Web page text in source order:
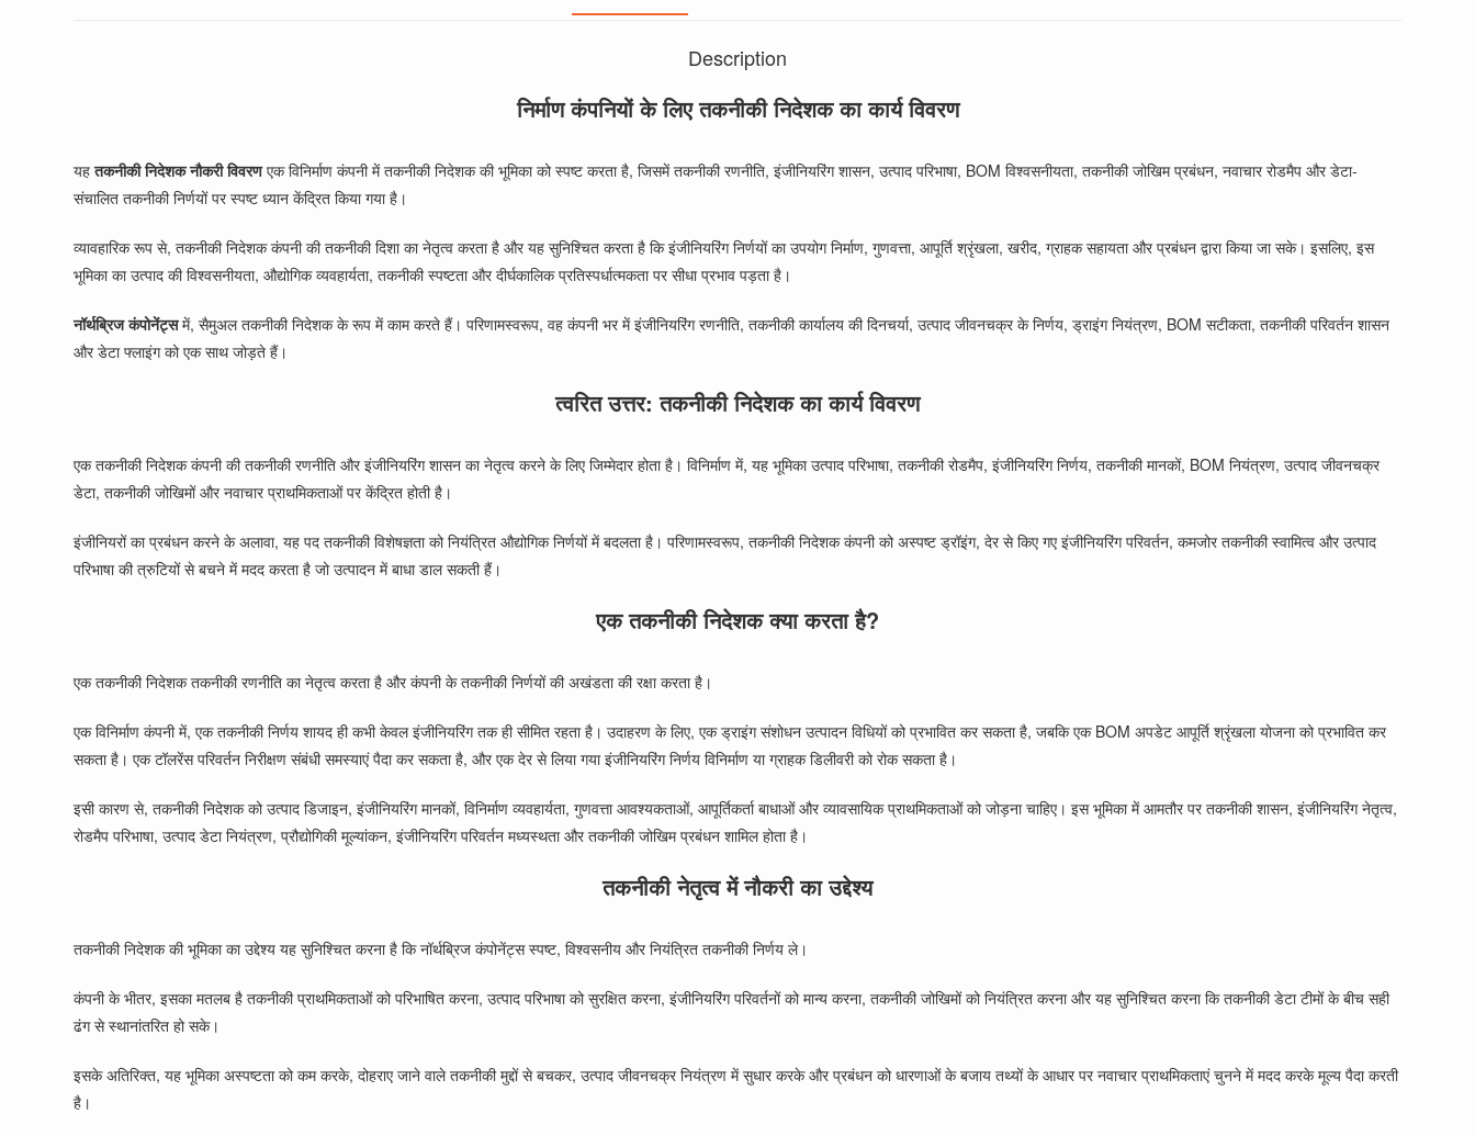
Description
निर्माण कंपनियों के लिए तकनीकी निदेशक का कार्य विवरण
यहतकनीकी निदेशक नौकरी विवरणएक विनिर्माण कंपनी में तकनीकी निदेशक की भूमिका को स्पष्ट करता है, जिसमें तकनीकी रणनीति, इंजीनियरिंग शासन, उत्पाद परिभाषा, BOM विश्वसनीयता, तकनीकी जोखिम प्रबंधन, नवाचार रोडमैप और डेटा-
संचालित तकनीकी निर्णयों पर स्पष्ट ध्यान केंद्रित किया गया है।
व्यावहारिक रूप से, तकनीकी निदेशक कंपनी की तकनीकी दिशा का नेतृत्व करता है और यह सुनिश्चित करता है कि इंजीनियरिंग निर्णयों का उपयोग निर्माण, गुणवत्ता, आपूर्ति श्रृंखला, खरीद, ग्राहक सहायता और प्रबंधन द्वारा किया जा सके। इसलिए, इस
भूमिका का उत्पाद की विश्वसनीयता, औद्योगिक व्यवहार्यता, तकनीकी स्पष्टता और दीर्घकालिक प्रतिस्पर्धात्मकता पर सीधा प्रभाव पड़ता है।
नॉर्थब्रिज कंपोनेंट्समें, सैमुअल तकनीकी निदेशक के रूप में काम करते हैं। परिणामस्वरूप, वह कंपनी भर में इंजीनियरिंग रणनीति, तकनीकी कार्यालय की दिनचर्या, उत्पाद जीवनचक्र के निर्णय, ड्राइंग नियंत्रण, BOM सटीकता, तकनीकी परिवर्तन शासन
और डेटा फ्लाइंग को एक साथ जोड़ते हैं।
त्वरित उत्तर: तकनीकी निदेशक का कार्य विवरण
एक तकनीकी निदेशक कंपनी की तकनीकी रणनीति और इंजीनियरिंग शासन का नेतृत्व करने के लिए जिम्मेदार होता है। विनिर्माण में, यह भूमिका उत्पाद परिभाषा, तकनीकी रोडमैप, इंजीनियरिंग निर्णय, तकनीकी मानकों, BOM नियंत्रण, उत्पाद जीवनचक्र
डेटा, तकनीकी जोखिमों और नवाचार प्राथमिकताओं पर केंद्रित होती है।
इंजीनियरों का प्रबंधन करने के अलावा, यह पद तकनीकी विशेषज्ञता को नियंत्रित औद्योगिक निर्णयों में बदलता है। परिणामस्वरूप, तकनीकी निदेशक कंपनी को अस्पष्ट ड्रॉइंग, देर से किए गए इंजीनियरिंग परिवर्तन, कमजोर तकनीकी स्वामित्व और उत्पाद
परिभाषा की त्रुटियों से बचने में मदद करता है जो उत्पादन में बाधा डाल सकती हैं।
एक तकनीकी निदेशक क्या करता है?
एक तकनीकी निदेशक तकनीकी रणनीति का नेतृत्व करता है और कंपनी के तकनीकी निर्णयों की अखंडता की रक्षा करता है।
एक विनिर्माण कंपनी में, एक तकनीकी निर्णय शायद ही कभी केवल इंजीनियरिंग तक ही सीमित रहता है। उदाहरण के लिए, एक ड्राइंग संशोधन उत्पादन विधियों को प्रभावित कर सकता है, जबकि एक BOM अपडेट आपूर्ति श्रृंखला योजना को प्रभावित कर
सकता है। एक टॉलरेंस परिवर्तन निरीक्षण संबंधी समस्याएं पैदा कर सकता है, और एक देर से लिया गया इंजीनियरिंग निर्णय विनिर्माण या ग्राहक डिलीवरी को रोक सकता है।
इसी कारण से, तकनीकी निदेशक को उत्पाद डिजाइन, इंजीनियरिंग मानकों, विनिर्माण व्यवहार्यता, गुणवत्ता आवश्यकताओं, आपूर्तिकर्ता बाधाओं और व्यावसायिक प्राथमिकताओं को जोड़ना चाहिए। इस भूमिका में आमतौर पर तकनीकी शासन, इंजीनियरिंग नेतृत्व,
रोडमैप परिभाषा, उत्पाद डेटा नियंत्रण, प्रौद्योगिकी मूल्यांकन, इंजीनियरिंग परिवर्तन मध्यस्थता और तकनीकी जोखिम प्रबंधन शामिल होता है।
तकनीकी नेतृत्व में नौकरी का उद्देश्य
तकनीकी निदेशक की भूमिका का उद्देश्य यह सुनिश्चित करना है कि नॉर्थब्रिज कंपोनेंट्स स्पष्ट, विश्वसनीय और नियंत्रित तकनीकी निर्णय ले।
कंपनी के भीतर, इसका मतलब है तकनीकी प्राथमिकताओं को परिभाषित करना, उत्पाद परिभाषा को सुरक्षित करना, इंजीनियरिंग परिवर्तनों को मान्य करना, तकनीकी जोखिमों को नियंत्रित करना और यह सुनिश्चित करना कि तकनीकी डेटा टीमों के बीच सही
ढंग से स्थानांतरित हो सके।
इसके अतिरिक्त, यह भूमिका अस्पष्टता को कम करके, दोहराए जाने वाले तकनीकी मुद्दों से बचकर, उत्पाद जीवनचक्र नियंत्रण में सुधार करके और प्रबंधन को धारणाओं के बजाय तथ्यों के आधार पर नवाचार प्राथमिकताएं चुनने में मदद करके मूल्य पैदा करती
है।